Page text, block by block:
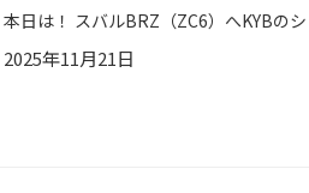
2025年11月21日